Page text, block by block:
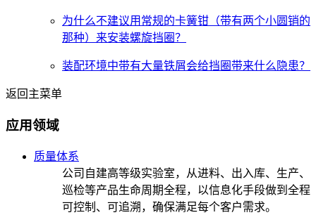
为什么不建议用常规的卡簧钳（带有两个小圆销的
那种）来安装螺旋挡圈？
装配环境中带有大量铁屑会给挡圈带来什么隐患？
返回主菜单
应用领域
质量体系
公司自建高等级实验室，从进料、出入库、生产、
巡检等产品生命周期全程，以信息化手段做到全程
可控制、可追溯，确保满足每个客户需求。